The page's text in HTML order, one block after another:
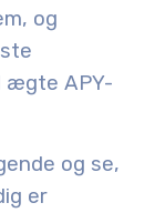
og
ægte APY-
og se,
er